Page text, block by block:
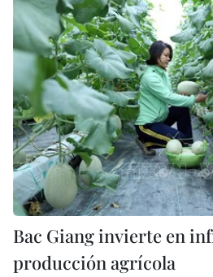
Bac Giang invierte en
producción agrícola